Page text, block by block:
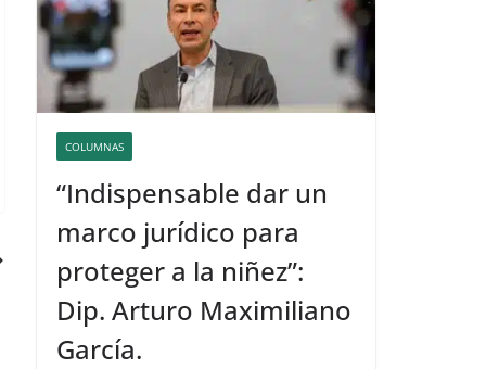
COLUMNAS
“Indispensable dar un
marco jurídico para
proteger a la niñez”:
Dip. Arturo Maximiliano
García.